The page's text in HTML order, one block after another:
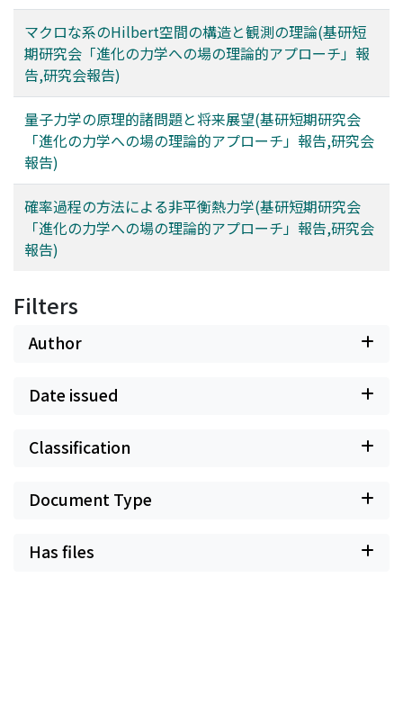
マクロな系のHilbert空間の構造と観測の理論(基研短
期研究会「進化の力学への場の理論的アプローチ」報
告,研究会報告)
量子力学の原理的諸問題と将来展望(基研短期研究会
「進化の力学への場の理論的アプローチ」報告,研究会
報告)
確率過程の方法による非平衡熱力学(基研短期研究会
「進化の力学への場の理論的アプローチ」報告,研究会
報告)
Filters
Author
Date issued
Classification
Document Type
Has files